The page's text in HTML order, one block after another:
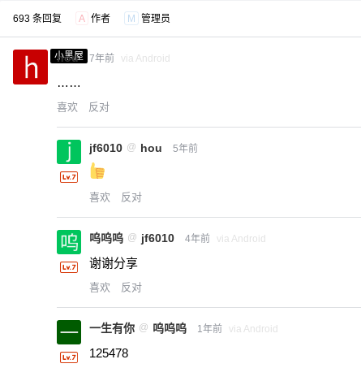
693 条回复 A 作者 M 管理员
小黑屋
hou 7年前 via Android
……
喜欢 反对
jf6010 @ hou 5年前
喜欢 反对
呜呜呜 @ jf6010 4年前 via Android
谢谢分享
喜欢 反对
一生有你 @ 呜呜呜 1年前 via Android
125478